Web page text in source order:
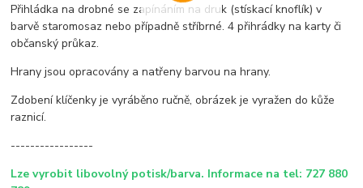
Přihládka na drobné se zapínáním na druk (stískací knoflík) v
barvě staromosaz nebo případně stříbrné. 4 přihrádky na karty či
občanský průkaz.
Hrany jsou opracovány a natřeny barvou na hrany.
Zdobení klíčenky je vyráběno ručně, obrázek je vyražen do kůže
raznicí.
-----------------
Lze vyrobit libovolný potisk/barva. Informace na tel: 727 880